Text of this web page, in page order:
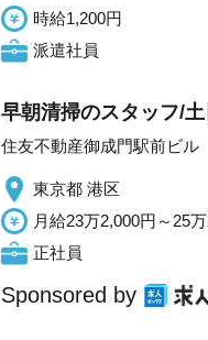
時給1,200円
派遣社員
早朝清掃のスタッフ/
住友不動産御成門駅前ビル
東京都 港区
月給23万2,000円～25
正社員
Sponsored by